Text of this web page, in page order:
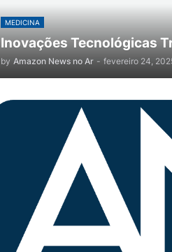
MEDICINA
Inovações Tecnológicas
by Amazon News no Ar - fevereiro 24,